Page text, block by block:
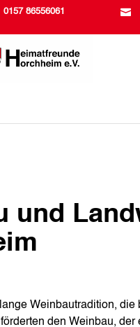
0157 86556061 
und
Weinbautradition,
den Weinbau,